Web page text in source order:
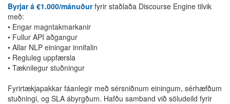
Byrjar á €1.000/mánuðurfyrir staðlaða Discourse Engine tilvik
með:
• Engar magntakmarkanir
• Fullur API aðgangur
• Allar NLP einingar innifalin
• Regluleg uppfærsla
• Tæknilegur stuðningur
Fyrirtækjapakkar fáanlegir með sérsniðnum einingum, sérhæfðum
stuðningi, og SLA ábyrgðum. Hafðu samband við söludeild fyrir